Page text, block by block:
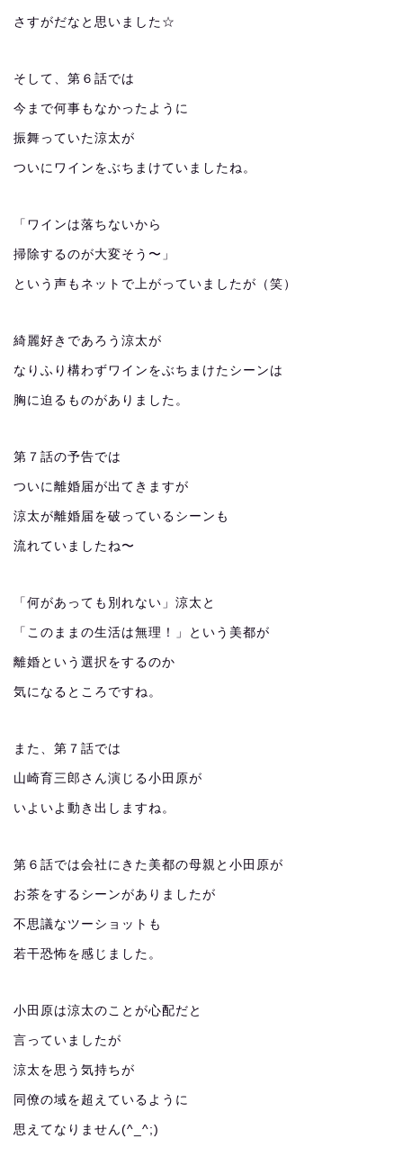
さすがだなと思いました☆
そして、第６話では
今まで何事もなかったように
振舞っていた涼太が
ついにワインをぶちまけていましたね。
「ワインは落ちないから
掃除するのが大変そう〜」
という声もネットで上がっていましたが（笑）
綺麗好きであろう涼太が
なりふり構わずワインをぶちまけたシーンは
胸に迫るものがありました。
第７話の予告では
ついに離婚届が出てきますが
涼太が離婚届を破っているシーンも
流れていましたね〜
「何があっても別れない」涼太と
「このままの生活は無理！」という美都が
離婚という選択をするのか
気になるところですね。
また、第７話では
山崎育三郎さん演じる小田原が
いよいよ動き出しますね。
第６話では会社にきた美都の母親と小田原が
お茶をするシーンがありましたが
不思議なツーショットも
若干恐怖を感じました。
小田原は涼太のことが心配だと
言っていましたが
涼太を思う気持ちが
同僚の域を超えているように
思えてなりません(^_^;)